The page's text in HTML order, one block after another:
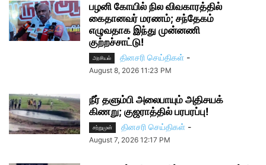
பழனி கோயில் நில விவகாரத்தில்
கைதானவர் மரணம்; சந்தேகம்
எழுவதாக இந்து முன்னணி
குற்றச்சாட்டு!
அரசியல் தினசரி செய்திகள் -
August 8, 2026 11:23 PM
நீர் தளும்பி அலைபாயும் அதிசயக்
கிணறு; குஜராத்தில் பரபரப்பு!
சற்றுமுன் தினசரி செய்திகள் -
August 7, 2026 12:17 PM